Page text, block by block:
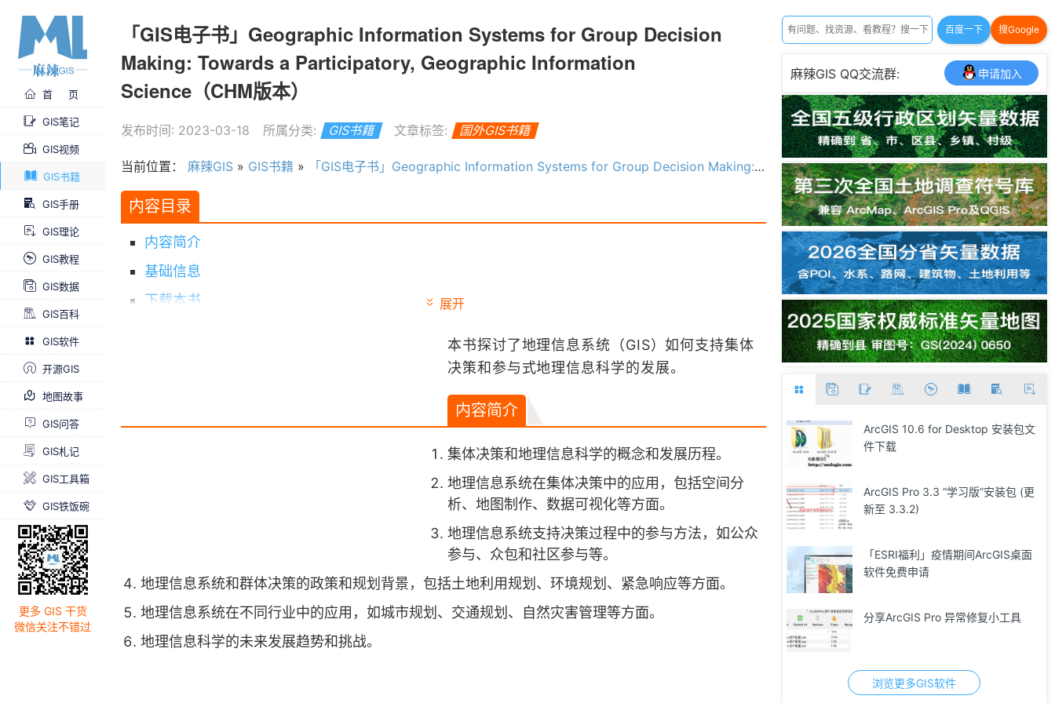
首 页
GIS笔记
GIS视频
GIS书籍
GIS手册
GIS理论
GIS教程
GIS数据
GIS百科
GIS软件
开源GIS
地图故事
GIS问答
GIS札记
GIS工具箱
GIS铁饭碗
更多 GIS 干货
微信关注不错过
「GIS电子书」Geographic Information Systems for Group Decision
Making: Towards a Participatory, Geographic Information
Science（CHM版本）
发布时间: 2023-03-18 所属分类: GIS书籍 文章标签: 国外GIS书籍
当前位置： 麻辣GIS » GIS书籍 » 「GIS电子书」Geographic Information Systems for Group Decision Making: Towards a Participatory, Geographic Information Science（CHM版本）
内容目录
展开
内容简介
基础信息
下载本书
本书探讨了地理信息系统（GIS）如何支持集体
决策和参与式地理信息科学的发展。
内容简介
集体决策和地理信息科学的概念和发展历程。
地理信息系统在集体决策中的应用，包括空间分
析、地图制作、数据可视化等方面。
地理信息系统支持决策过程中的参与方法，如公众
参与、众包和社区参与等。
地理信息系统和群体决策的政策和规划背景，包括土地利用规划、环境规划、紧急响应等方面。
地理信息系统在不同行业中的应用，如城市规划、交通规划、自然灾害管理等方面。
地理信息科学的未来发展趋势和挑战。
百度一下 搜Google
麻辣GIS QQ交流群: 申请加入
ArcGIS 10.6 for Desktop 安装包文
件下载
ArcGIS Pro 3.3 “学习版”安装包 (更
新至 3.3.2)
「ESRI福利」疫情期间ArcGIS桌面
软件免费申请
分享ArcGIS Pro 异常修复小工具
浏览更多GIS软件